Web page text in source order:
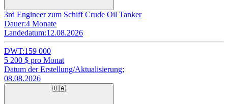
3rd Engineer zum Schiff Crude Oil Tanker
Dauer:4 Monate
Landedatum:12.08.2026
DWT:159 000
5 200 $ pro Monat
Datum der Erstellung/Aktualisierung:
08.08.2026
🇺🇦